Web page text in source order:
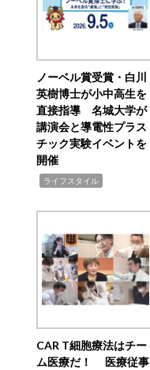
ノーベル賞受賞・白川
英樹博士が小中高生を
直接指導 名城大学が
講演会と導電性プラス
チック実験イベントを
開催
ライフスタイル
CAR T細胞療法はチー
ム医療だ！ 医療従事